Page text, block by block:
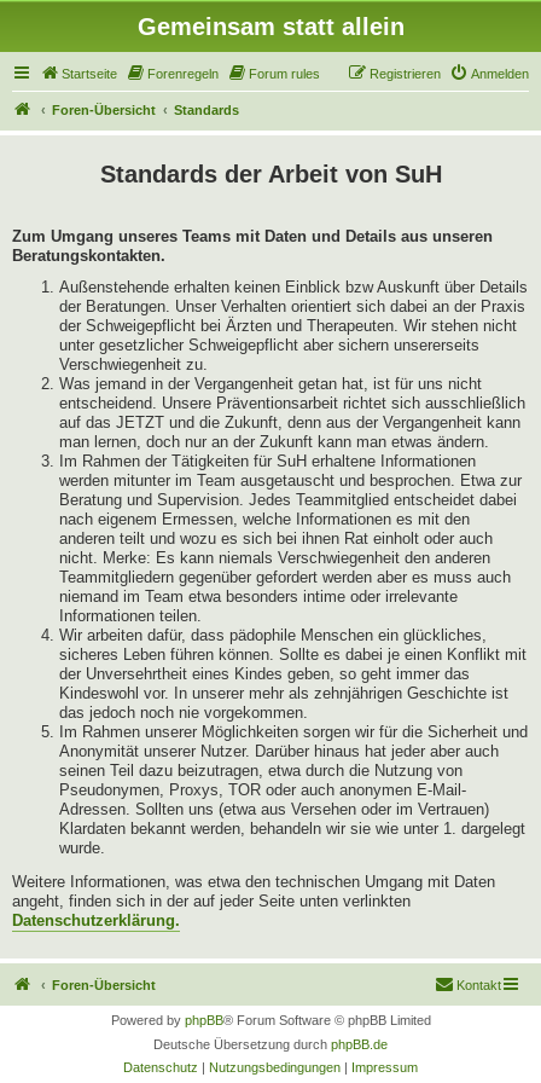
Gemeinsam statt allein
Startseite Forenregeln Forum rules Anmelden
Registrieren
Foren-Übersicht Standards
Standards der Arbeit von SuH
Zum Umgang unseres Teams mit Daten und Details aus unseren
Beratungskontakten.
Außenstehende erhalten keinen Einblick bzw Auskunft über Details
der Beratungen. Unser Verhalten orientiert sich dabei an der Praxis
der Schweigepflicht bei Ärzten und Therapeuten. Wir stehen nicht
unter gesetzlicher Schweigepflicht aber sichern unsererseits
Verschwiegenheit zu.
Was jemand in der Vergangenheit getan hat, ist für uns nicht
entscheidend. Unsere Präventionsarbeit richtet sich ausschließlich
auf das JETZT und die Zukunft, denn aus der Vergangenheit kann
man lernen, doch nur an der Zukunft kann man etwas ändern.
Im Rahmen der Tätigkeiten für SuH erhaltene Informationen
werden mitunter im Team ausgetauscht und besprochen. Etwa zur
Beratung und Supervision. Jedes Teammitglied entscheidet dabei
nach eigenem Ermessen, welche Informationen es mit den
anderen teilt und wozu es sich bei ihnen Rat einholt oder auch
nicht. Merke: Es kann niemals Verschwiegenheit den anderen
Teammitgliedern gegenüber gefordert werden aber es muss auch
niemand im Team etwa besonders intime oder irrelevante
Informationen teilen.
Wir arbeiten dafür, dass pädophile Menschen ein glückliches,
sicheres Leben führen können. Sollte es dabei je einen Konflikt mit
der Unversehrtheit eines Kindes geben, so geht immer das
Kindeswohl vor. In unserer mehr als zehnjährigen Geschichte ist
das jedoch noch nie vorgekommen.
Im Rahmen unserer Möglichkeiten sorgen wir für die Sicherheit und
Anonymität unserer Nutzer. Darüber hinaus hat jeder aber auch
seinen Teil dazu beizutragen, etwa durch die Nutzung von
Pseudonymen, Proxys, TOR oder auch anonymen E-Mail-
Adressen. Sollten uns (etwa aus Versehen oder im Vertrauen)
Klardaten bekannt werden, behandeln wir sie wie unter 1. dargelegt
wurde.
Weitere Informationen, was etwa den technischen Umgang mit Daten
angeht, finden sich in der auf jeder Seite unten verlinkten
Datenschutzerklärung.
Foren-Übersicht Kontakt
Powered by phpBB® Forum Software © phpBB Limited
Deutsche Übersetzung durch phpBB.de
Datenschutz | Nutzungsbedingungen | Impressum